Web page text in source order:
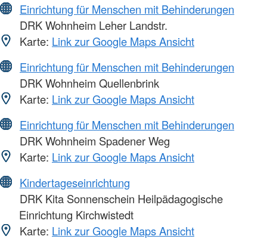
Einrichtung für Menschen mit Behinderungen
DRK Wohnheim Leher Landstr.
Karte: Link zur Google Maps Ansicht
Einrichtung für Menschen mit Behinderungen
DRK Wohnheim Quellenbrink
Karte: Link zur Google Maps Ansicht
Einrichtung für Menschen mit Behinderungen
DRK Wohnheim Spadener Weg
Karte: Link zur Google Maps Ansicht
Kindertageseinrichtung
DRK Kita Sonnenschein Heilpädagogische
Einrichtung Kirchwistedt
Karte: Link zur Google Maps Ansicht